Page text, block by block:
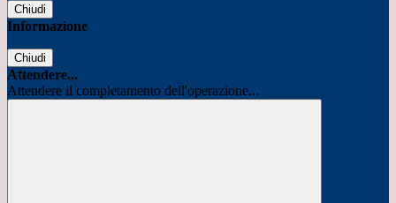
Chiudi
Informazione
Chiudi
Attendere...
Attendere il completamento dell'operazione...